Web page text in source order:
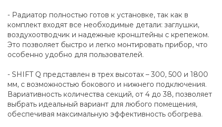
- Радиатор полностью готов к установке, так как в
комплект входят все необходимые детали: заглушки,
воздухоотводчик и надежные кронштейны с крепежом.
Это позволяет быстро и легко монтировать прибор, что
особенно удобно для пользователей.
- SHIFT Q представлен в трех высотах – 300, 500 и 1800
мм, с возможностью бокового и нижнего подключения.
Вариативность количества секций, от 4 до 38, позволяет
выбрать идеальный вариант для любого помещения,
обеспечивая максимальную эффективность обогрева.